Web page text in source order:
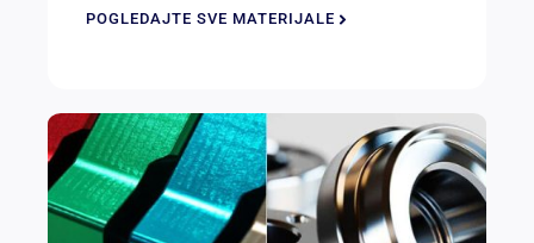
POGLEDAJTE SVE MATERIJALE